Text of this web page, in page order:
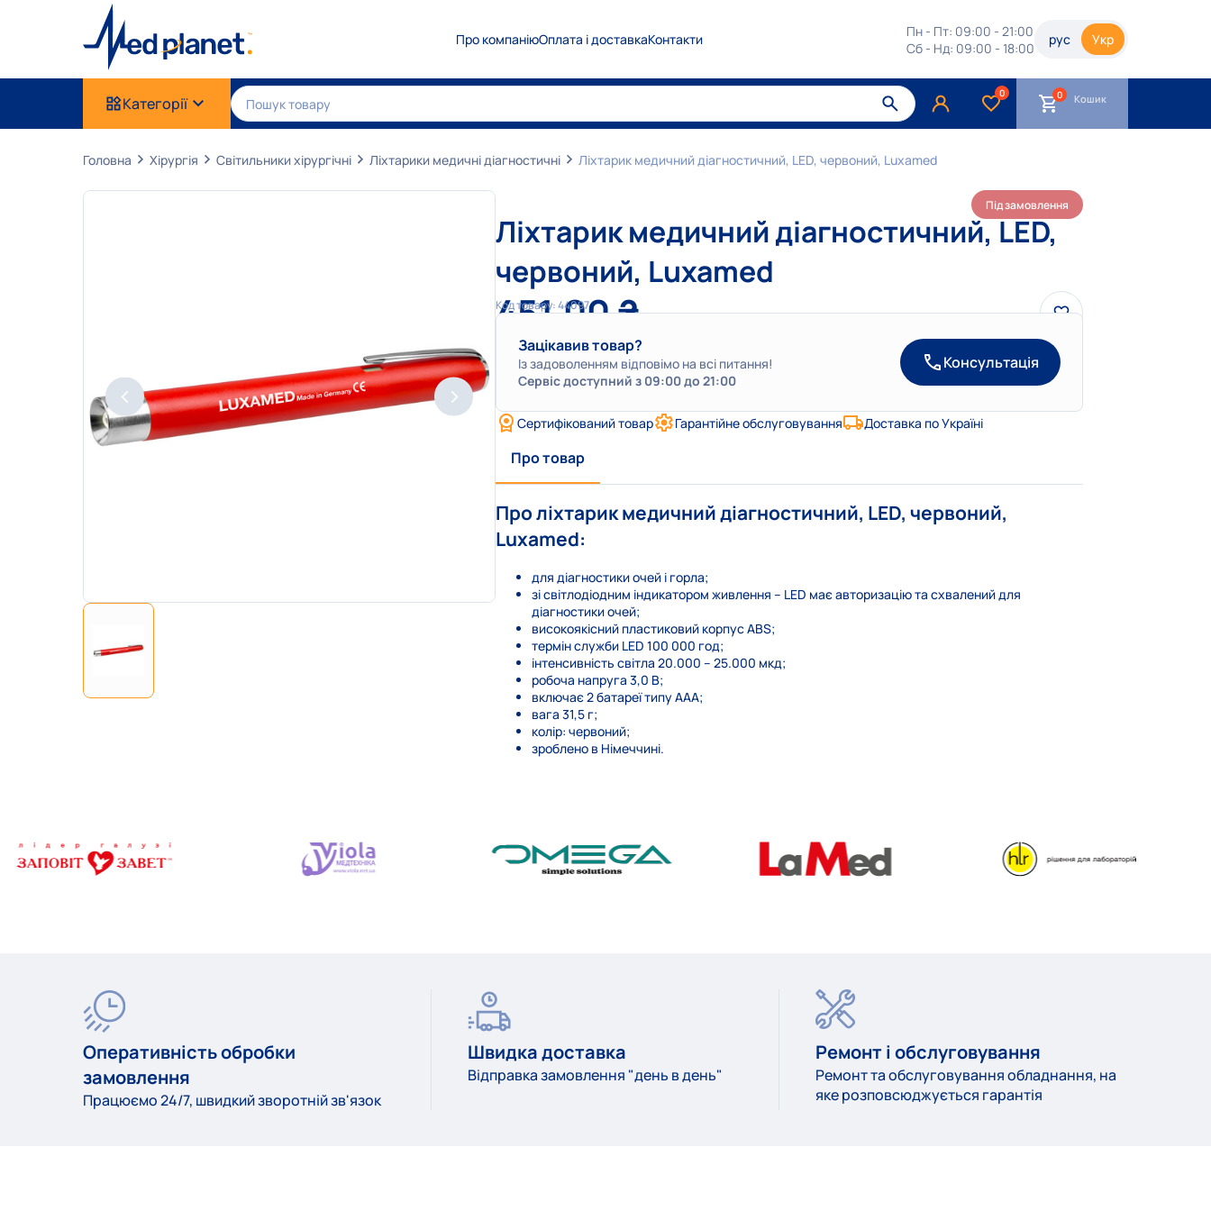
Про компаніюОплата і доставкаКонтакти
067 Показати номер
info@medplanet.com.ua
Пн - Пт: 09:00 - 21:00
Сб - Нд: 09:00 - 18:00
рус Укр
Категорії
0 Кошик
Головна Хірургія Світильники хірургічні Ліхтарики медичні діагностичні Ліхтарик медичний діагностичний, LED, червоний, Luxamed
Під замовлення
Ліхтарик медичний діагностичний, LED,
червоний, Luxamed
451,00₴
Код товару:44097
Зацікавив товар?
Із задоволенням відповімо на всі питання!
Сервіс доступний з 09:00 до 21:00
Консультація
Сертифікований товар Гарантійне обслуговування Доставка по Україні
Про товар
Про ліхтарик медичний діагностичний, LED, червоний,
Luxamed:
для діагностики очей і горла;
зі світлодіодним індикатором живлення – LED має авторизацію та схвалений для
діагностики очей;
високоякісний пластиковий корпус ABS;
термін служби LED 100 000 год;
інтенсивність світла 20.000 – 25.000 мкд;
робоча напруга 3,0 В;
включає 2 батареї типу ААА;
вага 31,5 г;
колір: червоний;
зроблено в Німеччині.
Оперативність обробки
замовлення
Працюємо 24/7, швидкий зворотній зв'язок
Швидка доставка
Відправка замовлення "день в день"
Ремонт і обслуговування
Ремонт та обслуговування обладнання, на
яке розповсюджується гарантія